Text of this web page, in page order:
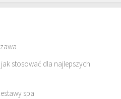
stosować dla najlepszych
spa